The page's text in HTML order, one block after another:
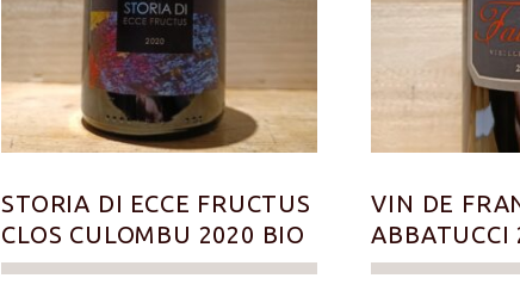
STORIA DI ECCE FRUCTUS
CLOS CULOMBU 2020 BIO
VIN DE
ABBATUCCI